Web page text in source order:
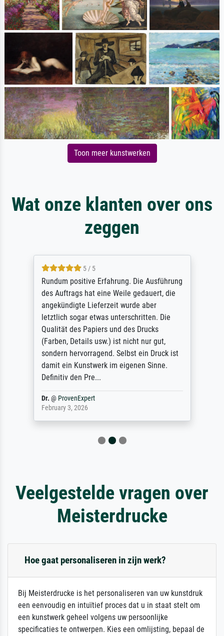
Toon meer kunstwerken
Wat onze klanten over ons
zeggen
5 / 5
Rundum positive Erfahrung. Die Ausführung
des Auftrags hat eine Weile gedauert, die
angekündigte Lieferzeit wurde aber
letztlich sogar etwas unterschritten. Die
Qualität des Papiers und des Drucks
(Farben, Details usw.) ist nicht nur gut,
sondern hervorragend. Selbst ein Druck ist
damit ein Kunstwerk im eigenen Sinne.
Definitiv den Pre...
Dr. @ ProvenExpert
February 3, 2026
Veelgestelde vragen over
Meisterdrucke
Hoe gaat personaliseren in zijn werk?
Bij Meisterdrucke is het personaliseren van uw kunstdruk
een eenvoudig en intuïtief proces dat u in staat stelt om
een kunstwerk geheel volgens uw persoonlijke
specificaties te ontwerpen. Kies een omlijsting, bepaal de